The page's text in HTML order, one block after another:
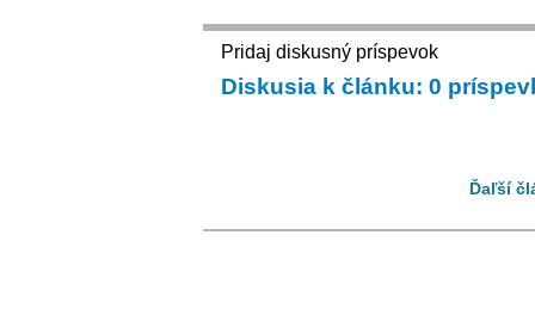
Pridaj diskusný príspevok
Diskusia k článku: 0
Ďaľší